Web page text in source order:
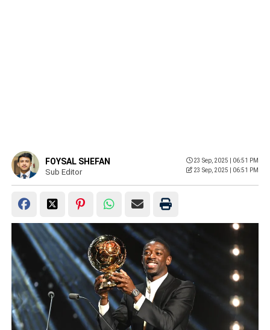
FOYSAL SHEFAN
Sub Editor
23 Sep, 2025 | 06:51 PM
23 Sep, 2025 | 06:51 PM